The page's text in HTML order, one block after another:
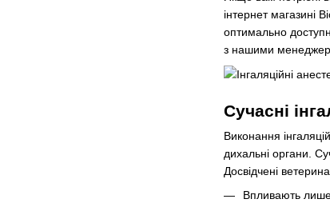
інтернет магазині
оптимально
з нашими
Сучасні
Виконання
дихальні органи.
Досвідчені
Впливають